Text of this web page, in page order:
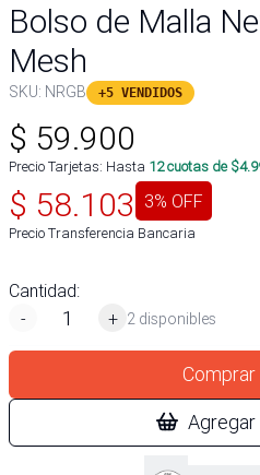
Bolso de Malla
Mesh
SKU: NRGB +5 VENDIDOS
$ 59.900
Precio Tarjetas: Hasta 12cuotas de $
$ 58.103 3% OFF
Precio Transferencia Bancaria
Cantidad:
-
+ 2 disponibles
Comprar